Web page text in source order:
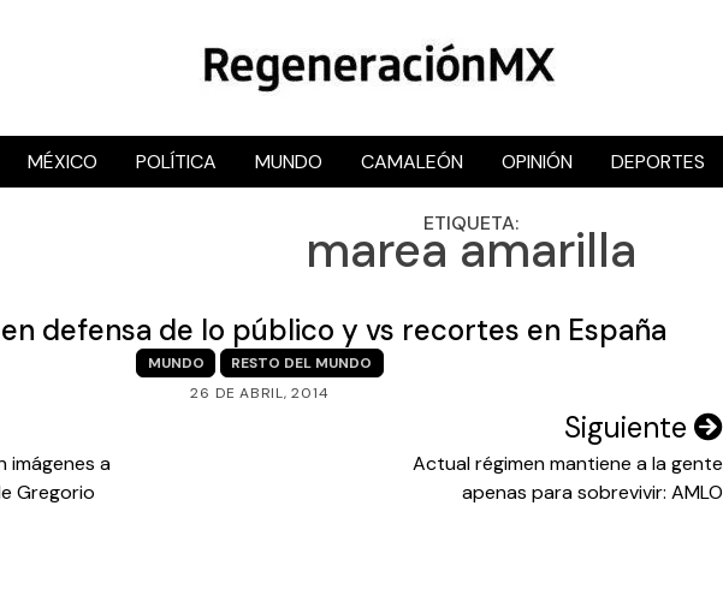
RegeneraciónMX
Sitio de noticias libre e independiente
MÉXICO POLÍTICA MUNDO CAMALEÓN OPINIÓN DEPORTES
ETIQUETA:
marea amarilla
defensa de lo público y vs recortes en España
MUNDO
RESTO DEL MUNDO
26 DE ABRIL, 2014
imágenes a
Gregorio
Siguiente
Actual régimen mantiene a la gente
apenas para sobrevivir: AMLO